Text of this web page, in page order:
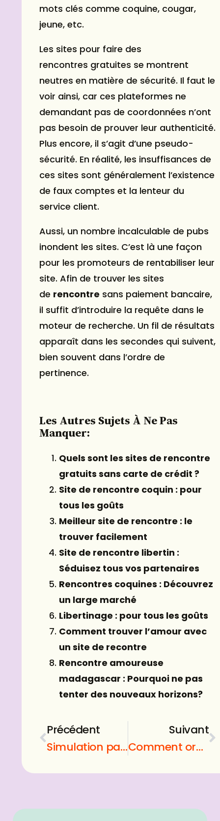
mots clés comme coquine, cougar,
jeune, etc.
Les sites pour faire des
rencontres gratuites se montrent
neutres en matière de sécurité. Il faut le
voir ainsi, car ces plateformes ne
demandant pas de coordonnées n’ont
pas besoin de prouver leur authenticité.
Plus encore, il s’agit d’une pseudo-
sécurité. En réalité, les insuffisances de
ces sites sont généralement l’existence
de faux comptes et la lenteur du
service client.
Aussi, un nombre incalculable de pubs
inondent les sites. C’est là une façon
pour les promoteurs de rentabiliser leur
site. Afin de trouver les sites
de rencontre sans paiement bancaire,
il suffit d’introduire la requête dans le
moteur de recherche. Un fil de résultats
apparaît dans les secondes qui suivent,
bien souvent dans l’ordre de
pertinence.
Les Autres Sujets À Ne Pas
Manquer:
Quels sont les sites de rencontre
gratuits sans carte de crédit ?
Site de rencontre coquin : pour
tous les goûts
Meilleur site de rencontre : le
trouver facilement
Site de rencontre libertin :
Séduisez tous vos partenaires
Rencontres coquines : Découvrez
un large marché
Libertinage : pour tous les goûts
Comment trouver l’amour avec
un site de recontre
Rencontre amoureuse
madagascar : Pourquoi ne pas
tenter des nouveaux horizons?
Précédent
Simulation paris sportif : Comment augmenter vos chances de gagner avec la BankRool ?
Suivant
Comment organiser un déménagement d’entreprise : Les étapes à suivre pour déménager une entreprise